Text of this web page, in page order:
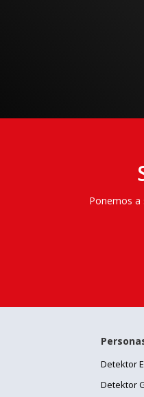
Ponemos a
Detektor
Detektor